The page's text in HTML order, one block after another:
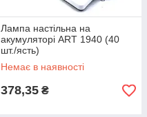
Лампа настільна на
акумуляторі ART 1940 (40
шт./ясть)
Немає в наявності
378,35 ₴